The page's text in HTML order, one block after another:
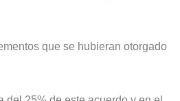
que se hubieran otorgado